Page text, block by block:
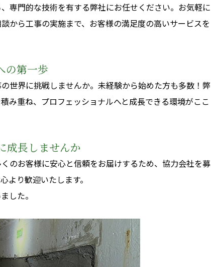
専門的な技術を有する弊社にお任せください。お気軽に
から工事の実施まで、お客様の満足度の高いサービスを
の第一歩
世界に挑戦しませんか。未経験から始めた方も多数！弊
み重ね、プロフェッショナルへと成長できる環境がここ
成長しませんか
のお客様に安心と信頼をお届けするため、協力会社を募
より歓迎いたします。
した。